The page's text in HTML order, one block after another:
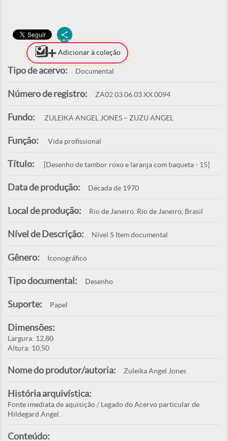
Adicionar à coleção
Tipo de acervo: Documental
Número de registro: ZA02.03.06.03.XX.0094
Fundo: ZULEIKA ANGEL JONES – ZUZU ANGEL
Função: Vida profissional
Título: [Desenho de tambor roxo e laranja com baqueta - 15]
Data de produção: Década de 1970
Local de produção: Rio de Janeiro, Rio de Janeiro, Brasil
Nível de Descrição: Nível 5 Item documental
Gênero: Iconográfico
Tipo documental: Desenho
Suporte: Papel
Dimensões:
Largura: 12,80
Altura: 10,50
Nome do produtor/autoria: Zuleika Angel Jones
História arquivística:
Fonte imediata de aquisição / Legado do Acervo particular de
Hildegard Angel.
Conteúdo: